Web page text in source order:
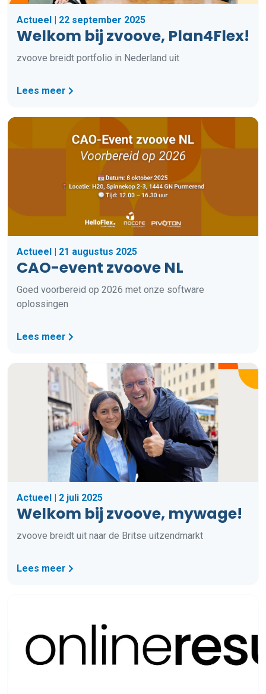
Actueel | 22 september 2025
Welkom bij zvoove, Plan4Flex!
zvoove breidt portfolio in Nederland uit
Lees meer
Actueel | 21 augustus 2025
CAO-event zvoove NL
Goed voorbereid op 2026 met onze software
oplossingen
Lees meer
Actueel | 2 juli 2025
Welkom bij zvoove, mywage!
zvoove breidt uit naar de Britse uitzendmarkt
Lees meer